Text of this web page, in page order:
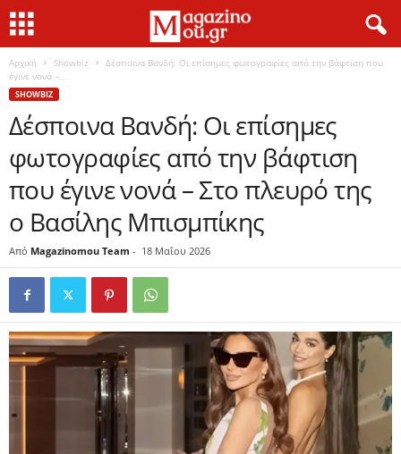
Αρχική Showbiz
Δέσποινα Βανδή: Οι επίσημες φωτογραφίες από την βάφτιση που
έγινε νονά –...
SHOWBIZ
Δέσποινα Βανδή: Οι επίσημες
φωτογραφίες από την βάφτιση
που έγινε νονά – Στο πλευρό της
ο Βασίλης Μπισμπίκης
Από Magazinomou Team - 18 Μαΐου 2026